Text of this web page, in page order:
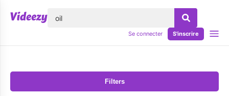
Se connecter S'inscrire
Filters